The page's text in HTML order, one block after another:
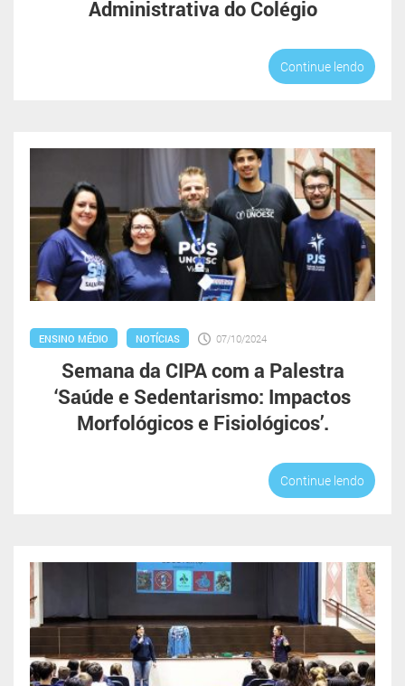
Administrativa do Colégio
Continue lendo
ENSINO MÉDIO NOTÍCIAS 07/10/2024
Semana da CIPA com a Palestra
‘Saúde e Sedentarismo: Impactos
Morfológicos e Fisiológicos’.
Continue lendo